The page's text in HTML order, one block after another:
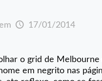
em 17/01/2014
o grid de Melbourne
em negrito nas